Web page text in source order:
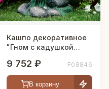
Кашпо декоративное
"Гном с кадушкой
9 752 ₽ F08846
В корзину